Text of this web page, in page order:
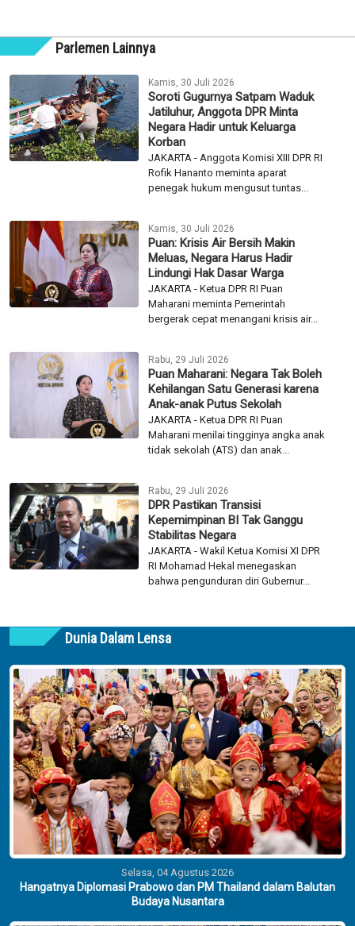
Parlemen Lainnya
Kamis, 30 Juli 2026
Soroti Gugurnya Satpam Waduk
Jatiluhur, Anggota DPR Minta
Negara Hadir untuk Keluarga
Korban
JAKARTA - Anggota Komisi XIII DPR RI
Rofik Hananto meminta aparat
penegak hukum mengusut tuntas...
Kamis, 30 Juli 2026
Puan: Krisis Air Bersih Makin
Meluas, Negara Harus Hadir
Lindungi Hak Dasar Warga
JAKARTA - Ketua DPR RI Puan
Maharani meminta Pemerintah
bergerak cepat menangani krisis air...
Rabu, 29 Juli 2026
Puan Maharani: Negara Tak Boleh
Kehilangan Satu Generasi karena
Anak-anak Putus Sekolah
JAKARTA - Ketua DPR RI Puan
Maharani menilai tingginya angka anak
tidak sekolah (ATS) dan anak...
Rabu, 29 Juli 2026
DPR Pastikan Transisi
Kepemimpinan BI Tak Ganggu
Stabilitas Negara
JAKARTA - Wakil Ketua Komisi XI DPR
RI Mohamad Hekal menegaskan
bahwa pengunduran diri Gubernur...
Dunia Dalam Lensa
Selasa, 04 Agustus 2026
Hangatnya Diplomasi Prabowo dan PM Thailand dalam Balutan
Budaya Nusantara